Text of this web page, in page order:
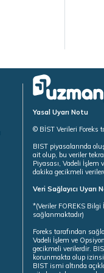
Yasal Uyarı Notu
© BİST Verileri Foreks
BIST piyasalarında
ait olup, bu veriler
Piyasası, Vadeli İşlem
dakika gecikmeli
Veri Sağlayıcı Uyarı
*(Veriler FOREKS
sağlanmaktadır)
Foreks tarafından
Vadeli İşlem ve
gecikmeli verilerdir.
korunmakta olup
BIST ismi altında